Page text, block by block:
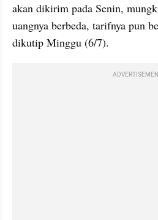
akan dikirim pada Senin,
uangnya berbeda, tarifnya pun
dikutip Minggu (6/7).